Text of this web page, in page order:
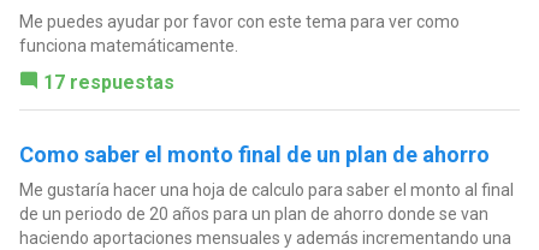
Me puedes ayudar por favor con este tema para ver como
funciona matemáticamente.
17 respuestas
Como saber el monto final de un plan de ahorro
Me gustaría hacer una hoja de calculo para saber el monto al final
de un periodo de 20 años para un plan de ahorro donde se van
haciendo aportaciones mensuales y además incrementando una